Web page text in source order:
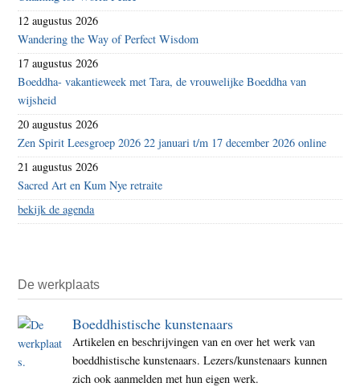
12 augustus 2026
Wandering the Way of Perfect Wisdom
17 augustus 2026
Boeddha- vakantieweek met Tara, de vrouwelijke Boeddha van
wijsheid
20 augustus 2026
Zen Spirit Leesgroep 2026 22 januari t/m 17 december 2026 online
21 augustus 2026
Sacred Art en Kum Nye retraite
bekijk de agenda
De werkplaats
Boeddhistische kunstenaars
Artikelen en beschrijvingen van en over het werk van
boeddhistische kunstenaars. Lezers/kunstenaars kunnen
zich ook aanmelden met hun eigen werk.